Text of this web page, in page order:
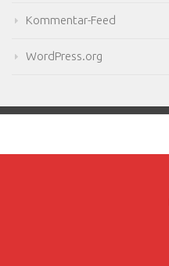
Kommentar-Feed
WordPress.org